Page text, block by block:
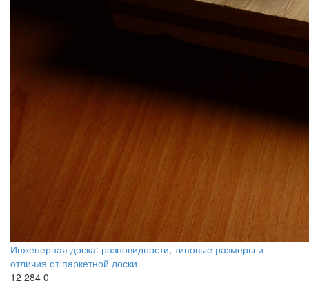
Инженерная доска: разновидности, типовые размеры и
отличия от паркетной доски
12 284 0